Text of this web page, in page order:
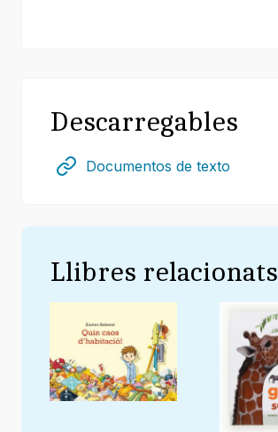
Descarregables
Documentos de texto
Llibres relacionats